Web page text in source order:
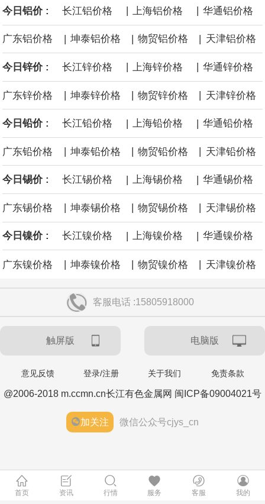
后续14艘平均每艘约180亿美元。
黄金价格有望录得自今年1月以来最大单周涨幅。油价走弱为金价提
供支撑，同时投资者正等待美国非农就业数据，以寻找美国利率前
景的线索。StoneX高级分析师马特·辛普森表示，中东和平前景改善
令市场通胀预期下降，推动黄金价格从此前持续数周、位于4000美
今日铝价 : 长江铝价格 上海铝价格 华通铝价格
广东铝价格 | 坤泰铝价格 | 物贸铝价格 | 天津铝价格
今日锌价 : 长江锌价格 上海锌价格 华通锌价格
广东锌价格 | 坤泰锌价格 | 物贸锌价格 | 天津锌价格
今日铅价 : 长江铅价格 | 上海铅价格 | 华通铅价格
广东铅价格 坤泰铅价格 物贸铅价格 天津铅价格
今日锡价 : 长江锡价格 | 上海锡价格 | 华通锡价格
广东锡价格 坤泰锡价格 物贸锡价格 天津锡价格
今日镍价 : 长江镍价格 | 上海镍价格 | 华通镍价格
广东镍价格 | 坤泰镍价格 | 物贸镍价格 | 天津镍价格
客服电话 :15805918000
触屏版 电脑版
意见反馈 登录/注册 关于我们 免责条款
@2006-2018 m.ccmn.cn长江有色金属网 闽ICP备09004021号
加关注 微信公众号cjys_cn
首页 资讯 行情 服务 客服 我的